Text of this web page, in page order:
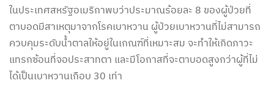
ในประเทศสหรัฐอเมริกาพบว่าประมาณร้อยละ 8 ของผู้ป่วยที่
ตาบอดมีสาเหตุมาจากโรคเบาหวาน ผู้ป่วยเบาหวานที่ไม่สามารถ
ควบคุมระดับน้ำตาลให้อยู่ในเกณฑ์ที่เหมาะสม จะทำให้เกิดภาวะ
แทรกซ้อนที่จอประสาทตา และมีโอกาสที่จะตาบอดสูงกว่าผู้ที่ไม่
ได้เป็นเบาหวานเกือบ 30 เท่า